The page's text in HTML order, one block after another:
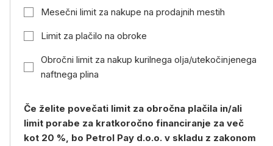
Mesečni limit za nakupe na prodajnih mestih
Limit za plačilo na obroke
Obročni limit za nakup kurilnega olja/utekočinjenega
naftnega plina
Če želite povečati limit za obročna plačila in/ali
limit porabe za kratkoročno financiranje za več
kot 20 %, bo Petrol Pay d.o.o. v skladu z zakonom